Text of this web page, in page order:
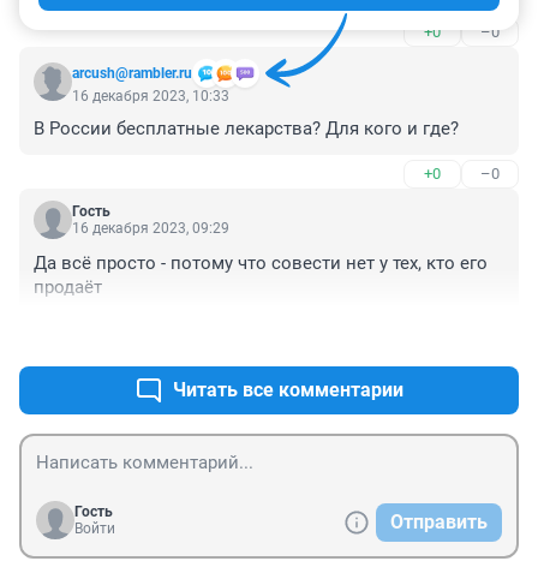
+0 –0
arcush@rambler.ru
16 декабря 2023, 10:33
В России бесплатные лекарства? Для кого и где?
+0 –0
Гость
16 декабря 2023, 09:29
Да всё просто - потому что совести нет у тех, кто его
продаёт
Читать все комментарии
Гость
Войти
Отправить